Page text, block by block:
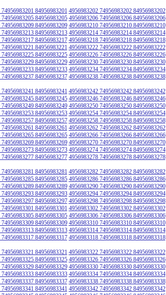
84956983201 4956983202 74956983202 84956983202
84956983205 4956983206 74956983206 84956983206
84956983209 4956983210 74956983210 84956983210
84956983213 4956983214 74956983214 84956983214
84956983217 4956983218 74956983218 84956983218
84956983221 4956983222 74956983222 84956983222
84956983225 4956983226 74956983226 84956983226
84956983229 4956983230 74956983230 84956983230
84956983233 4956983234 74956983234 84956983234
84956983237 4956983238 74956983238 84956983238
84956983241 4956983242 74956983242 84956983242
84956983245 4956983246 74956983246 84956983246
84956983249 4956983250 74956983250 84956983250
84956983253 4956983254 74956983254 84956983254
84956983257 4956983258 74956983258 84956983258
84956983261 4956983262 74956983262 84956983262
84956983265 4956983266 74956983266 84956983266
84956983269 4956983270 74956983270 84956983270
84956983273 4956983274 74956983274 84956983274
84956983277 4956983278 74956983278 84956983278
84956983281 4956983282 74956983282 84956983282
84956983285 4956983286 74956983286 84956983286
84956983289 4956983290 74956983290 84956983290
84956983293 4956983294 74956983294 84956983294
84956983297 4956983298 74956983298 84956983298
84956983301 4956983302 74956983302 84956983302
84956983305 4956983306 74956983306 84956983306
84956983309 4956983310 74956983310 84956983310
84956983313 4956983314 74956983314 84956983314
84956983317 4956983318 74956983318 84956983318
84956983321 4956983322 74956983322 84956983322
84956983325 4956983326 74956983326 84956983326
84956983329 4956983330 74956983330 84956983330
84956983333 4956983334 74956983334 84956983334
84956983337 4956983338 74956983338 84956983338
84956983341 4956983342 74956983342 84956983342